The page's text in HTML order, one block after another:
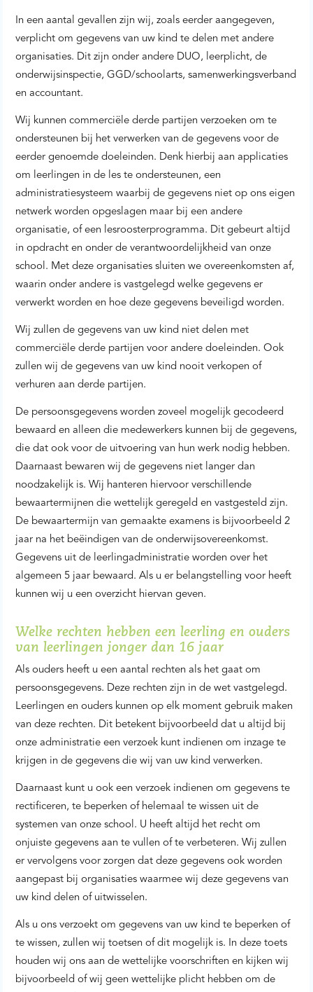
In een aantal gevallen zijn wij, zoals eerder aangegeven,
verplicht om gegevens van uw kind te delen met andere
organisaties. Dit zijn onder andere DUO, leerplicht, de
onderwijsinspectie, GGD/schoolarts, samenwerkingsverband
en accountant.
Wij kunnen commerciële derde partijen verzoeken om te
ondersteunen bij het verwerken van de gegevens voor de
eerder genoemde doeleinden. Denk hierbij aan applicaties
om leerlingen in de les te ondersteunen, een
administratiesysteem waarbij de gegevens niet op ons eigen
netwerk worden opgeslagen maar bij een andere
organisatie, of een lesroosterprogramma. Dit gebeurt altijd
in opdracht en onder de verantwoordelijkheid van onze
school. Met deze organisaties sluiten we overeenkomsten af,
waarin onder andere is vastgelegd welke gegevens er
verwerkt worden en hoe deze gegevens beveiligd worden.
Wij zullen de gegevens van uw kind niet delen met
commerciële derde partijen voor andere doeleinden. Ook
zullen wij de gegevens van uw kind nooit verkopen of
verhuren aan derde partijen.
De persoonsgegevens worden zoveel mogelijk gecodeerd
bewaard en alleen die medewerkers kunnen bij de gegevens,
die dat ook voor de uitvoering van hun werk nodig hebben.
Daarnaast bewaren wij de gegevens niet langer dan
noodzakelijk is. Wij hanteren hiervoor verschillende
bewaartermijnen die wettelijk geregeld en vastgesteld zijn.
De bewaartermijn van gemaakte examens is bijvoorbeeld 2
jaar na het beëindigen van de onderwijsovereenkomst.
Gegevens uit de leerlingadministratie worden over het
algemeen 5 jaar bewaard. Als u er belangstelling voor heeft
kunnen wij u een overzicht hiervan geven.
Welke rechten hebben een leerling en ouders
van leerlingen jonger dan 16 jaar
Als ouders heeft u een aantal rechten als het gaat om
persoonsgegevens. Deze rechten zijn in de wet vastgelegd.
Leerlingen en ouders kunnen op elk moment gebruik maken
van deze rechten. Dit betekent bijvoorbeeld dat u altijd bij
onze administratie een verzoek kunt indienen om inzage te
krijgen in de gegevens die wij van uw kind verwerken.
Daarnaast kunt u ook een verzoek indienen om gegevens te
rectificeren, te beperken of helemaal te wissen uit de
systemen van onze school. U heeft altijd het recht om
onjuiste gegevens aan te vullen of te verbeteren. Wij zullen
er vervolgens voor zorgen dat deze gegevens ook worden
aangepast bij organisaties waarmee wij deze gegevens van
uw kind delen of uitwisselen.
Als u ons verzoekt om gegevens van uw kind te beperken of
te wissen, zullen wij toetsen of dit mogelijk is. In deze toets
houden wij ons aan de wettelijke voorschriften en kijken wij
bijvoorbeeld of wij geen wettelijke plicht hebben om de